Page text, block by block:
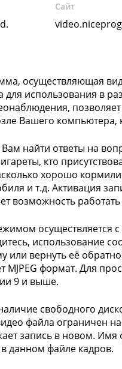
Сайт
осуществляющая
использования в
Вашего компьютера,
найти ответы на
кто
хорошо
и т.д. Активация
возможность
осуществляется
использование
или вернуть её
MJPEG формат. Для
9 и выше.
свободного
файла ограничен
запись в новом. Имя
данном файле кадров.